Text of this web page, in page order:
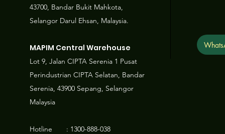
43700, Bandar Bukit Mahkota,
Selangor Darul Ehsan, Malaysia.
MAPIM Central Warehouse
Lot 9, Jalan CIPTA Serenia 1 Pusat
Perindustrian CIPTA Selatan, Bandar
Serenia, 43900 Sepang, Selangor
Malaysia
Hotline : 1300-888-038